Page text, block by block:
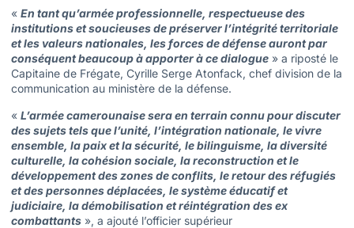
« En tant qu’armée professionnelle, respectueuse des
institutions et soucieuses de préserver l’intégrité territoriale
et les valeurs nationales, les forces de défense auront par
conséquent beaucoup à apporter à ce dialogue » a riposté le
Capitaine de Frégate, Cyrille Serge Atonfack, chef division de la
communication au ministère de la défense.
« L’armée camerounaise sera en terrain connu pour discuter
des sujets tels que l’unité, l’intégration nationale, le vivre
ensemble, la paix et la sécurité, le bilinguisme, la diversité
culturelle, la cohésion sociale, la reconstruction et le
développement des zones de conflits, le retour des réfugiés
et des personnes déplacées, le système éducatif et
judiciaire, la démobilisation et réintégration des ex
combattants », a ajouté l’officier supérieur